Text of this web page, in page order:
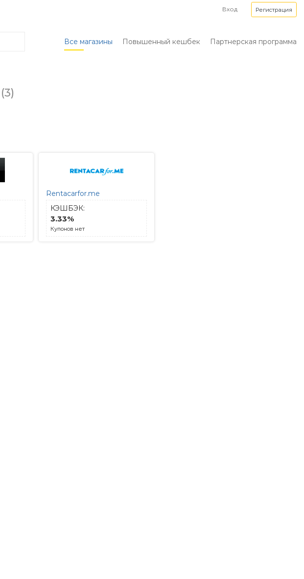
Вход Регистрация
Все магазины Повышенный кешбек Партнерская программа
(3)
Rentacarfor.me
КЭШБЭК:
3.33%
Купонов нет